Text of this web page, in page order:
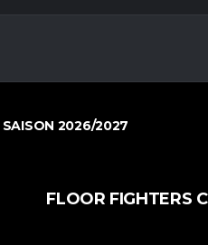
SAISON 2026/2027
FLOOR FIGHTERS